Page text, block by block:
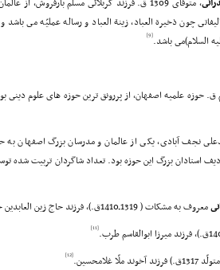
، متوفاى 1309 ق. فرزند کربلائى مسلم
چون ذخیرة العباد، زینة العباد و رساله عملیّه مى
السلام)مى باشد.[9]
حوزه علمیه اصفهان، از پررونق ترین حوزه هاى علوم دینى
نجف آبادى، یکى از عالمان و مدرسان بزرگ
استادان بزرگ این حوزه بود. تعداد شاگردان تربیت شده
معروف به مشکات ( 1319ـ1410ق.)، فرزند حاج زین العابدین خوزانى.
[11]
فرزند آخوند ملّا غلامحسین. [12]